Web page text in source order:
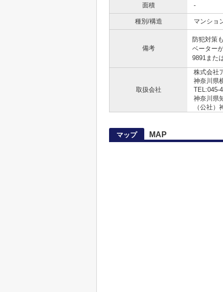
面積 -
種別/構造 マンショ
備考
防犯対策
ベーター
9891また
取扱会社
株式会社
神奈川県
TEL:045-
神奈川県
（公社
マップ MAP